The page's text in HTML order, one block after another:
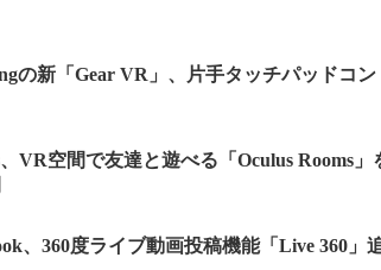
の新「Gear VR」、片手タッチパッドコ
VR空間で友達と遊べる「Oculus Rooms
、360度ライブ動画投稿機能「Live 360